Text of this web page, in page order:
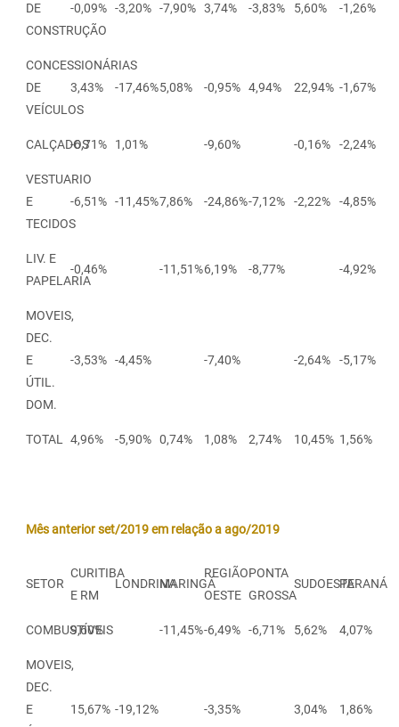
DE
CONSTRUÇÃO
-0,09% -3,20% -7,90% 3,74% -3,83% 5,60% -1,26%
CONCESSIONÁRIAS
DE
VEÍCULOS
3,43% -17,46%5,08% -0,95% 4,94% 22,94% -1,67%
CALÇADOS-6,71% 1,01% -9,60% -0,16% -2,24%
VESTUARIO
E
TECIDOS
-6,51% -11,45%7,86% -24,86%-7,12% -2,22% -4,85%
LIV. E
PAPELARIA
-0,46% -11,51%6,19% -8,77% -4,92%
MOVEIS,
DEC.
E
ÚTIL.
DOM.
-3,53% -4,45% -7,40% -2,64% -5,17%
TOTAL 4,96% -5,90% 0,74% 1,08% 2,74% 10,45% 1,56%
Mês anterior set/2019 em relação a ago/2019
SETOR
CURITIBA
E RM
LONDRINAMARINGÁ
REGIÃO
OESTE
PONTA
GROSSA
SUDOESTEPARANÁ
COMBUSTÍVEIS
9,60% -11,45%-6,49% -6,71% 5,62% 4,07%
MOVEIS,
DEC.
E
15,67% -19,12% -3,35% 3,04% 1,86%